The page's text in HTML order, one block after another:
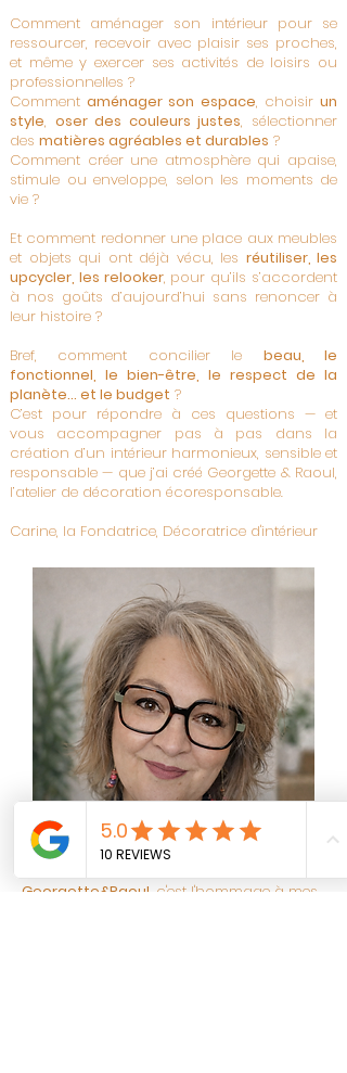
Comment aménager son intérieur pour se
ressourcer, recevoir avec plaisir ses proches,
et même y exercer ses activités de loisirs ou
professionnelles ?
Commentaménager son espace, choisirun
style, oser des couleurs justes, sélectionner
des matières agréables et durables ?
Comment créer une atmosphère qui apaise,
stimule ou enveloppe, selon les moments de
vie ?
Et comment redonner une place aux meubles
et objets qui ont déjà vécu, les réutiliser, les
upcycler, les relooker, pour qu’ils s’accordent
à nos goûts d’aujourd’hui sans renoncer à
leur histoire ?
Bref, comment concilier le beau, le
fonctionnel, le bien-être, le respect de la
planète… et le budget ?
C’est pour répondre à ces questions — et
vous accompagner pas à pas dans la
création d’un intérieur harmonieux, sensible et
responsable — que j’ai créé Georgette & Raoul,
l’atelier de décoration écoresponsable.
Carine, la Fondatrice, Décoratrice d'intérieur
Georgette&Raoul , c'est l'hommage à mes